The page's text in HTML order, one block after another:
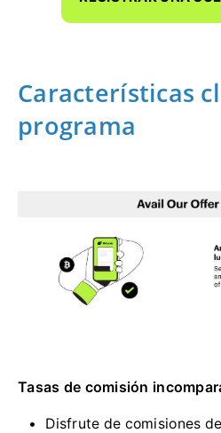
Características
programa
Tasas de comisión
Disfrute de comisiones